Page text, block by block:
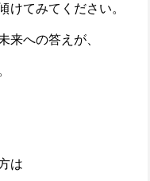
けてみてください。
来への答えが、
は